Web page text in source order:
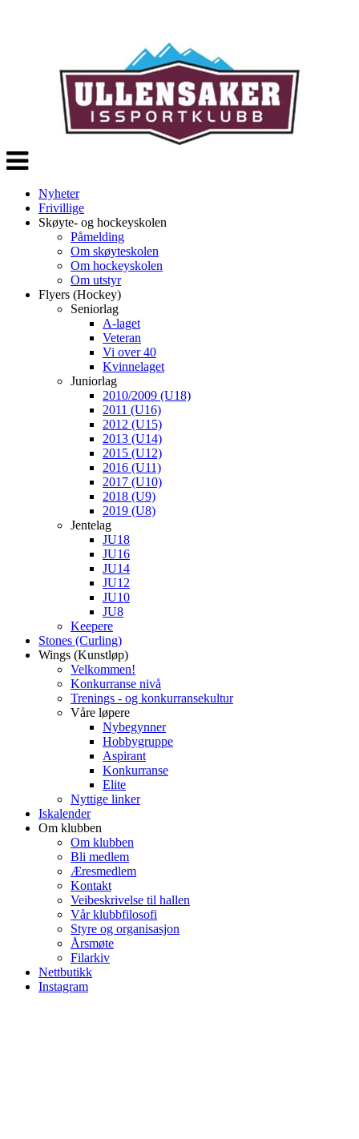
Veksle
navigasjon
Nyheter
Frivillige
Skøyte- og hockeyskolen
Påmelding
Om skøyteskolen
Om hockeyskolen
Om utstyr
Flyers (Hockey)
Seniorlag
A-laget
Veteran
Vi over 40
Kvinnelaget
Juniorlag
2010/2009 (U18)
2011 (U16)
2012 (U15)
2013 (U14)
2015 (U12)
2016 (U11)
2017 (U10)
2018 (U9)
2019 (U8)
Jentelag
JU18
JU16
JU14
JU12
JU10
JU8
Keepere
Stones (Curling)
Wings (Kunstløp)
Velkommen!
Konkurranse nivå
Trenings - og konkurransekultur
Våre løpere
Nybegynner
Hobbygruppe
Aspirant
Konkurranse
Elite
Nyttige linker
Iskalender
Om klubben
Om klubben
Bli medlem
Æresmedlem
Kontakt
Veibeskrivelse til hallen
Vår klubbfilosofi
Styre og organisasjon
Årsmøte
Filarkiv
Nettbutikk
Instagram